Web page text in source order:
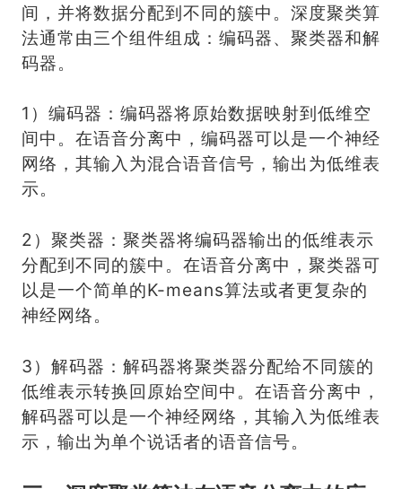
间，并将数据分配到不同的簇中。深度聚类算
法通常由三个组件组成：编码器、聚类器和解
码器。
1）编码器：编码器将原始数据映射到低维空
间中。在语音分离中，编码器可以是一个神经
网络，其输入为混合语音信号，输出为低维表
示。
2）聚类器：聚类器将编码器输出的低维表示
分配到不同的簇中。在语音分离中，聚类器可
以是一个简单的K-means算法或者更复杂的
神经网络。
3）解码器：解码器将聚类器分配给不同簇的
低维表示转换回原始空间中。在语音分离中，
解码器可以是一个神经网络，其输入为低维表
示，输出为单个说话者的语音信号。